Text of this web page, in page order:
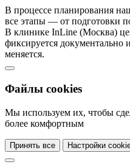
В процессе планирования
все этапы — от подготовки
В клинике InLine (Москва)
фиксируется документально
меняется.
Файлы cookies
Мы используем их, чтобы
более комфортным
Принять все Настройки